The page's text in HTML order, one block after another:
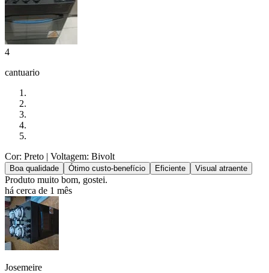
4
cantuario
Cor: Preto | Voltagem: Bivolt
Boa qualidade Ótimo custo-benefício Eficiente Visual atraente
Produto muito bom, gostei.
há cerca de 1 mês
Josemeire